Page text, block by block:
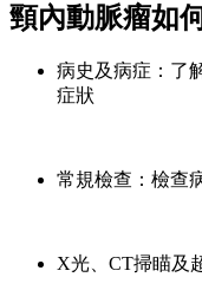
頸內動脈瘤如
病史及病症：了
症狀
常規檢查：檢查
X光、CT掃瞄及